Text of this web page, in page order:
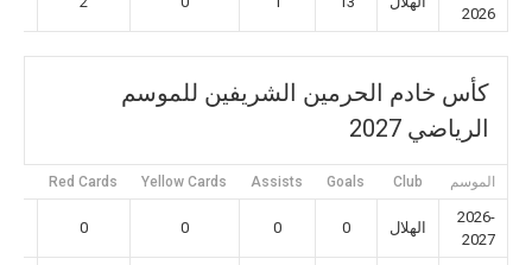
2026
كأس خادم الحرمين الشريفين للموسم
الرياضي 2027
الموسم Club
Goals
Assists
Yellow Cards
Red Cards
2026-
2027
الهلال 0
0
0
0